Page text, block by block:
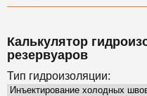
Калькулятор
резервуаров
Тип гидроизоляции: